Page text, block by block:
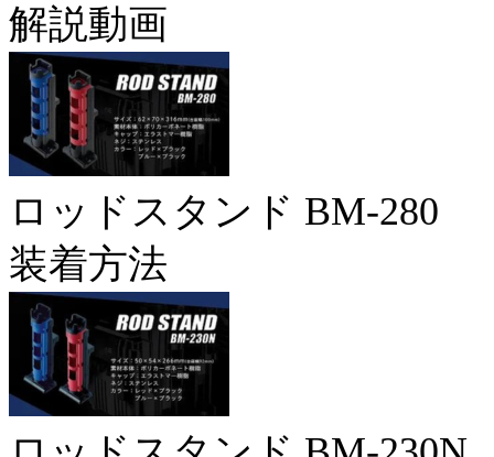
解説動画
ロッドスタンド BM-280
装着方法